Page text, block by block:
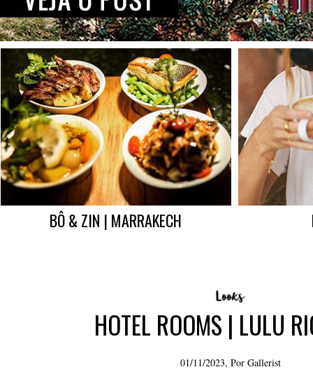
BÔ & ZIN | MARRAKECH
HOTEL ROOMS | LULU
01/11/2023, Por Gallerist